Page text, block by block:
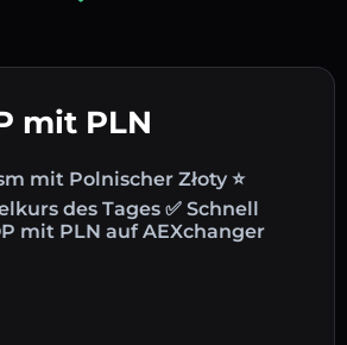
mit PLN
mit Polnischer Złoty ⭐
des Tages ✅ Schnell
mit PLN auf AEXchanger